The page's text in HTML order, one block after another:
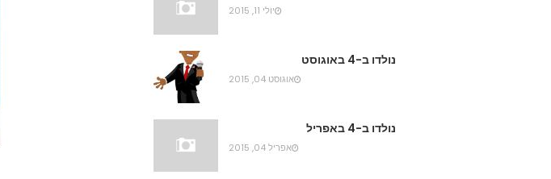
יולי 11, 2015
נולדו ב-4 באוגוסט
אוגוסט 04, 2015
נולדו ב-4 באפריל
אפריל 04, 2015